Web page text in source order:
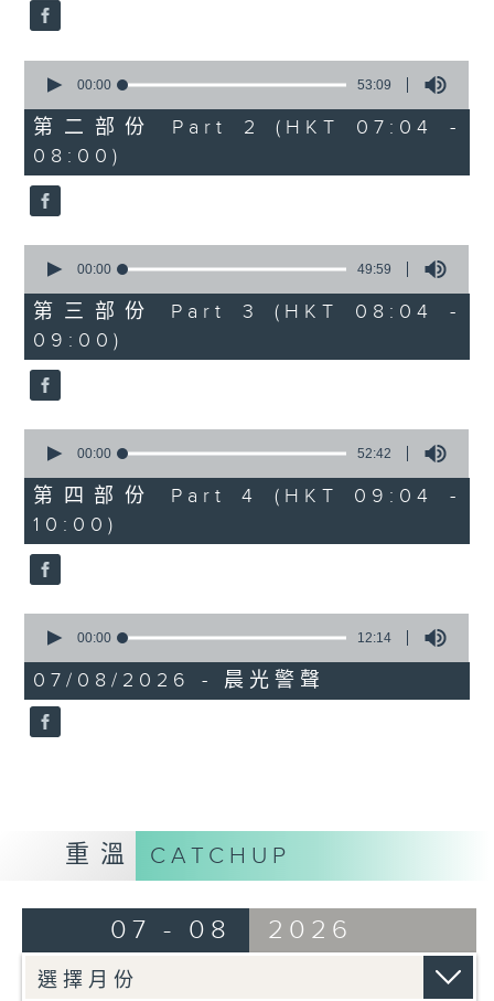
seconds
53
minutes,
9
seconds
00:00 53:09
第二部份 Part 2 (HKT 07:04 -
08:00)
seconds
49
minutes,
59
seconds
00:00 49:59
第三部份 Part 3 (HKT 08:04 -
09:00)
seconds
52
minutes,
42
seconds
00:00 52:42
第四部份 Part 4 (HKT 09:04 -
10:00)
seconds
12
minutes,
14
seconds
00:00 12:14
07/08/2026 - 晨光警聲
重溫 CATCHUP
07 - 08 2026